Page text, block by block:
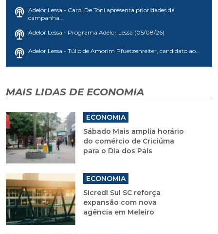
Adelor Lessa - Carol De Toni apresenta prioridades da
campanha...
Adelor Lessa - Programa Adelor Lessa (05/08/26)
Adelor Lessa - Túlio de Amorim Pfuetzenreiter, candidato ao...
MAIS LIDAS DE ECONOMIA
ECONOMIA
Sábado Mais amplia horário
do comércio de Criciúma
para o Dia dos Pais
ECONOMIA
Sicredi Sul SC reforça
expansão com nova
agência em Meleiro